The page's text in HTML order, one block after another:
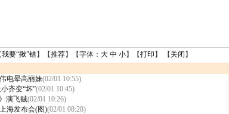
我要“揪”错】【推荐】【字体： 大 中 小】【打印 】 【 关闭 】
电晕高丽妹(02/01 10:55)
齐变“坏”(02/01 10:45)
演飞贼(02/01 10:26)
海发布会(图)(02/01 08:28)